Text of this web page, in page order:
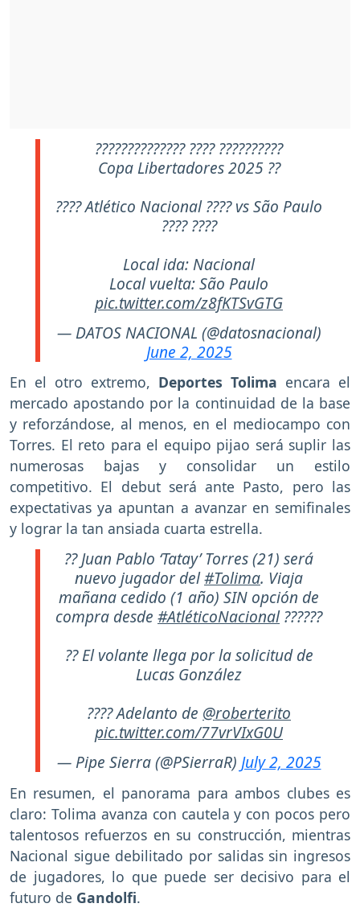
?????????????? ???? ??????????
Copa Libertadores 2025 ??
???? Atlético Nacional ???? vs São Paulo
???? ????
Local ida: Nacional
Local vuelta: São Paulo
pic.twitter.com/z8fKTSvGTG
— DATOS NACIONAL (@datosnacional)
June 2, 2025
En el otro extremo, Deportes Tolima encara el
mercado apostando por la continuidad de la base
y reforzándose, al menos, en el mediocampo con
Torres. El reto para el equipo pijao será suplir las
numerosas bajas y consolidar un estilo
competitivo. El debut será ante Pasto, pero las
expectativas ya apuntan a avanzar en semifinales
y lograr la tan ansiada cuarta estrella.
?? Juan Pablo ‘Tatay’ Torres (21) será
nuevo jugador del#Tolima. Viaja
mañana cedido (1 año) SIN opción de
compra desde #AtléticoNacional??????
?? El volante llega por la solicitud de
Lucas González
???? Adelanto de @roberterito
pic.twitter.com/77vrVIxG0U
— Pipe Sierra (@PSierraR) July 2, 2025
En resumen, el panorama para ambos clubes es
claro: Tolima avanza con cautela y con pocos pero
talentosos refuerzos en su construcción, mientras
Nacional sigue debilitado por salidas sin ingresos
de jugadores, lo que puede ser decisivo para el
futuro de Gandolfi.